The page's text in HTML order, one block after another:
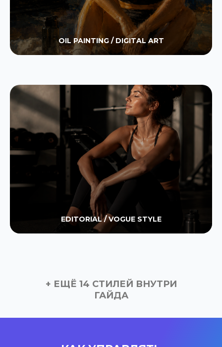
OIL PAINTING / DIGITAL ART
EDITORIAL / VOGUE STYLE
+ ЕЩЁ 14 СТИЛЕЙ ВНУТРИ
ГАЙДА